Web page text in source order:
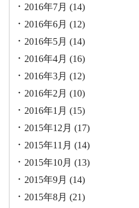
2016年7月 (14)
2016年6月 (12)
2016年5月 (14)
2016年4月 (16)
2016年3月 (12)
2016年2月 (10)
2016年1月 (15)
2015年12月 (17)
2015年11月 (14)
2015年10月 (13)
2015年9月 (14)
2015年8月 (21)